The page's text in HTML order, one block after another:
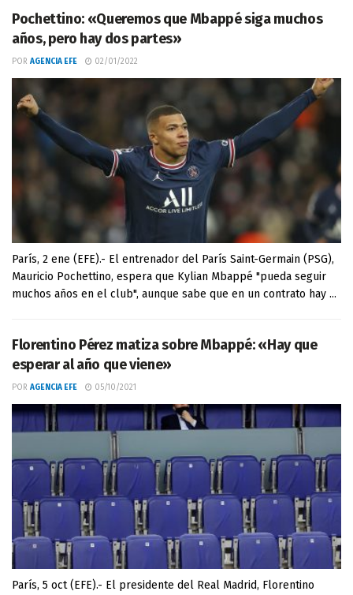
Pochettino: «Queremos que Mbappé siga muchos
años, pero hay dos partes»
POR AGENCIA EFE 02/01/2022
París, 2 ene (EFE).- El entrenador del París Saint-Germain (PSG),
Mauricio Pochettino, espera que Kylian Mbappé "pueda seguir
muchos años en el club", aunque sabe que en un contrato hay ...
Florentino Pérez matiza sobre Mbappé: «Hay que
esperar al año que viene»
POR AGENCIA EFE 05/10/2021
París, 5 oct (EFE).- El presidente del Real Madrid, Florentino